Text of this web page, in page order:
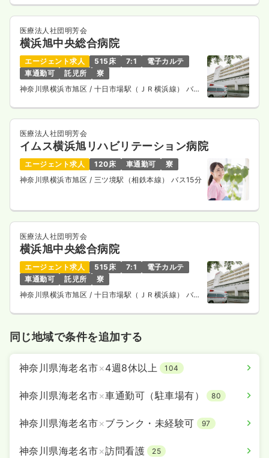
医療法人社団明芳会
横浜旭中央総合病院
エージェント求人 515床 7:1
電子カルテ
車通勤可
託児所
寮
神奈川県横浜市旭区 / 十日市場駅（ＪＲ横浜線） バス
医療法人社団明芳会
イムス横浜旭リハビリテーション病院
エージェント求人 120床 車通勤可
寮
神奈川県横浜市旭区 / 三ツ境駅（相鉄本線） バス15分
医療法人社団明芳会
横浜旭中央総合病院
エージェント求人 515床 7:1
電子カルテ
車通勤可
託児所
寮
神奈川県横浜市旭区 / 十日市場駅（ＪＲ横浜線） バス
同じ地域で条件を追加する
神奈川県海老名市×4週8休以上 104
神奈川県海老名市×車通勤可（駐車場有） 80
神奈川県海老名市×ブランク・未経験可 97
神奈川県海老名市×訪問看護 25